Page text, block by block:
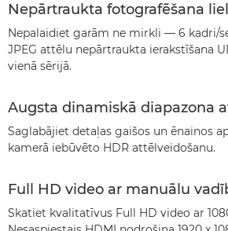
Nepārtraukta fotografēšana
Nepalaidiet garām ne mirkli — 6 kadri/
JPEG attēlu nepārtraukta ierakstīšana
vienā sērijā.
Augsta dinamiskā diapazona
Saglabājiet detaļas gaišos un ēnainos
kamerā iebūvēto HDR attēlveidošanu.
Full HD video ar manuālu
Skatiet kvalitatīvus Full HD video ar